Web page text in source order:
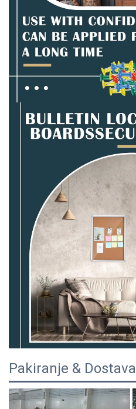
Pakiranje & Dostava